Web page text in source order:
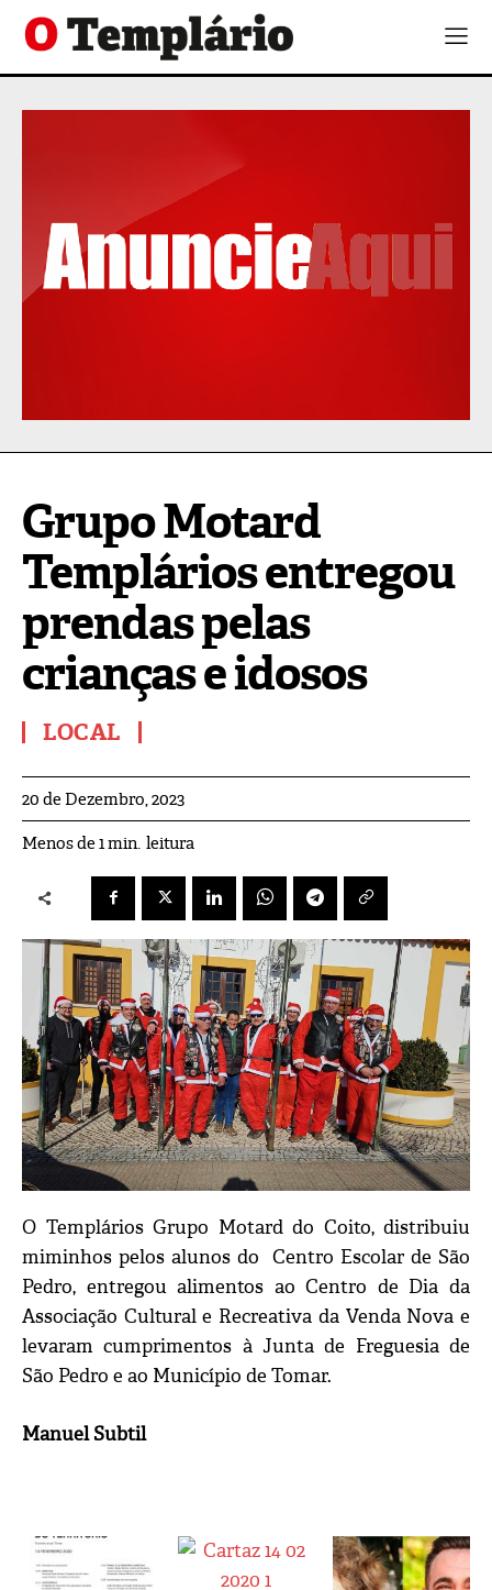
Grupo Motard
Templários entregou
prendas pelas
crianças e idosos
LOCAL
20 de Dezembro, 2023
Menos de 1min. leitura
O Templários Grupo Motard do Coito, distribuiu
miminhos pelos alunos do Centro Escolar de São
Pedro, entregou alimentos ao Centro de Dia da
Associação Cultural e Recreativa da Venda Nova e
levaram cumprimentos à Junta de Freguesia de
São Pedro e ao Município de Tomar.
Manuel Subtil